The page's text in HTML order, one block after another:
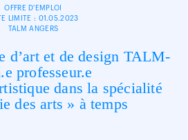
OFFRE D'EMPLOI
LIMITE : 01.05.2023
TALM ANGERS
d’art et de design TALM-
professeur.e
dans la spécialité
des arts » à temps